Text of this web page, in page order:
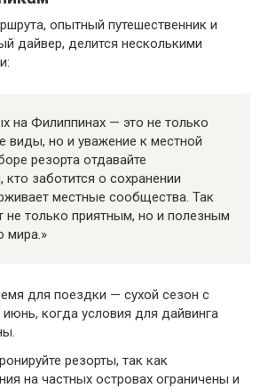
опытный путешественник и
дайвер, делится несколькими
на Филиппинах — это не только
виды, но и уважение к местной
резорта отдавайте
кто заботится о сохранении
местные сообщества. Так
не только приятным, но и полезным
мира.»
для поездки — сухой сезон с
когда условия для дайвинга
резорты, так как
на частных островах ограничены и